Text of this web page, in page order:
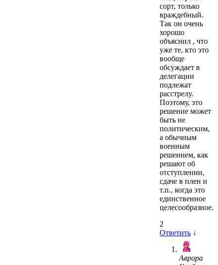
сорт, только
враждебный.
Так он очень
хорошо
объяснил , что
уже те, кто это
вообще
обсуждает в
делегации
подлежат
расстрелу.
Поэтому, это
решение может
быть не
политическим,
а обычным
военным
решением, как
решают об
отступлении,
сдаче в плен и
т.п., когда это
единственное
целесообразное.
2
Ответить ↓
Аврора